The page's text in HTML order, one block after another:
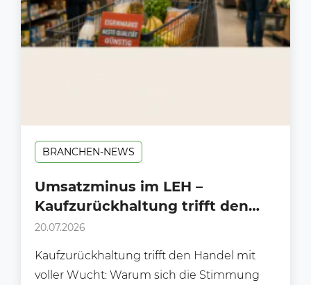
BRANCHEN-NEWS
Umsatzminus im LEH –
Kaufzurückhaltung trifft den
Handel mit voller Wucht!
20.07.2026
Kaufzurückhaltung trifft den Handel mit
voller Wucht: Warum sich die Stimmung